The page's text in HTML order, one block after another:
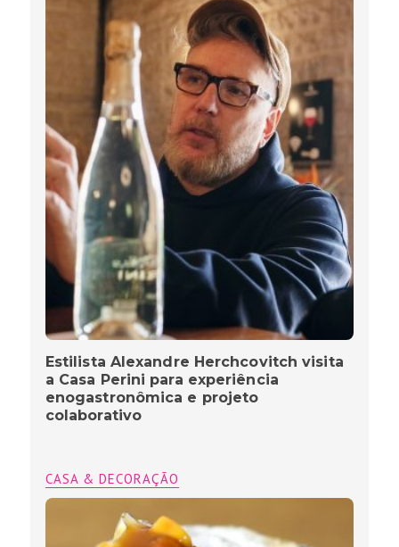
Estilista Alexandre Herchcovitch visita
a Casa Perini para experiência
enogastronômica e projeto
colaborativo
CASA & DECORAÇÃO